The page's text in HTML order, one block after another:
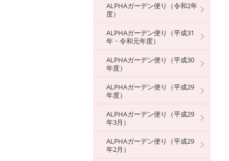
ALPHAガーデン便り（令和2年
度）
ALPHAガーデン便り（平成31
年・令和元年度）
ALPHAガーデン便り（平成30
年度）
ALPHAガーデン便り（平成29
年度）
ALPHAガーデン便り（平成29
年3月）
ALPHAガーデン便り（平成29
年2月）